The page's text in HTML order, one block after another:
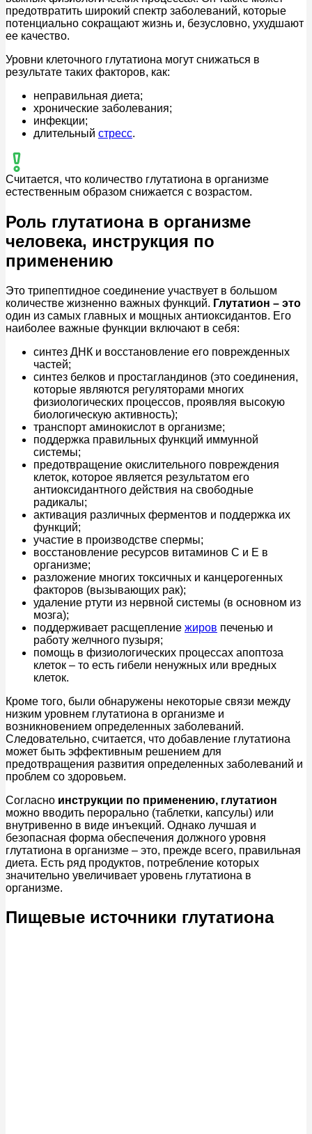
предотвратить широкий спектр заболеваний, которые
потенциально сокращают жизнь и, безусловно, ухудшают
ее качество.
Уровни клеточного глутатиона могут снижаться в
результате таких факторов, как:
неправильная диета;
хронические заболевания;
инфекции;
длительный стресс.
Считается, что количество глутатиона в организме
естественным образом снижается с возрастом.
Роль глутатиона в организме
человека, инструкция по
применению
Это трипептидное соединение участвует в большом
количестве жизненно важных функций. Глутатион – это
один из самых главных и мощных антиоксидантов. Его
наиболее важные функции включают в себя:
синтез ДНК и восстановление его поврежденных
частей;
синтез белков и простагландинов (это соединения,
которые являются регуляторами многих
физиологических процессов, проявляя высокую
биологическую активность);
транспорт аминокислот в организме;
поддержка правильных функций иммунной
системы;
предотвращение окислительного повреждения
клеток, которое является результатом его
антиоксидантного действия на свободные
радикалы;
активация различных ферментов и поддержка их
функций;
участие в производстве спермы;
восстановление ресурсов витаминов C и E в
организме;
разложение многих токсичных и канцерогенных
факторов (вызывающих рак);
удаление ртути из нервной системы (в основном из
мозга);
поддерживает расщепление жиров печенью и
работу желчного пузыря;
помощь в физиологических процессах апоптоза
клеток – то есть гибели ненужных или вредных
клеток.
Кроме того, были обнаружены некоторые связи между
низким уровнем глутатиона в организме и
возникновением определенных заболеваний.
Следовательно, считается, что добавление глутатиона
может быть эффективным решением для
предотвращения развития определенных заболеваний и
проблем со здоровьем.
Согласно инструкции по применению, глутатион
можно вводить перорально (таблетки, капсулы) или
внутривенно в виде инъекций. Однако лучшая и
безопасная форма обеспечения должного уровня
глутатиона в организме – это, прежде всего, правильная
диета. Есть ряд продуктов, потребление которых
значительно увеличивает уровень глутатиона в
организме.
Пищевые источники глутатиона